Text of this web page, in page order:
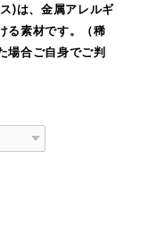
)は、金属アレルギ
る素材です。（稀
場合ご自身でご判